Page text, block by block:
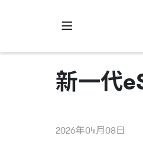
新一代
2026年04月08日